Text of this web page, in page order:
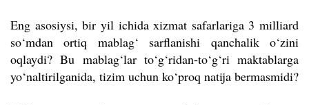
Eng asosiysi, bir yil ichida xizmat safarlariga 3 milliard
so‘mdan ortiq mablag‘ sarflanishi qanchalik o‘zini
oqlaydi? Bu mablag‘lar to‘g‘ridan-to‘g‘ri maktablarga
yo‘naltirilganida, tizim uchun ko‘proq natija bermasmidi?